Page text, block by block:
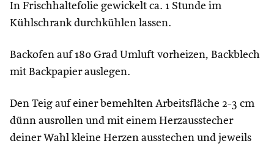
In Frischhaltefolie gewickelt ca. 1 Stunde im
Kühlschrank durchkühlen lassen.
Backofen auf 180 Grad Umluft vorheizen, Backblech
mit Backpapier auslegen.
Den Teig auf einer bemehlten Arbeitsfläche 2-3 cm
dünn ausrollen und mit einem Herzausstecher
deiner Wahl kleine Herzen ausstechen und jeweils